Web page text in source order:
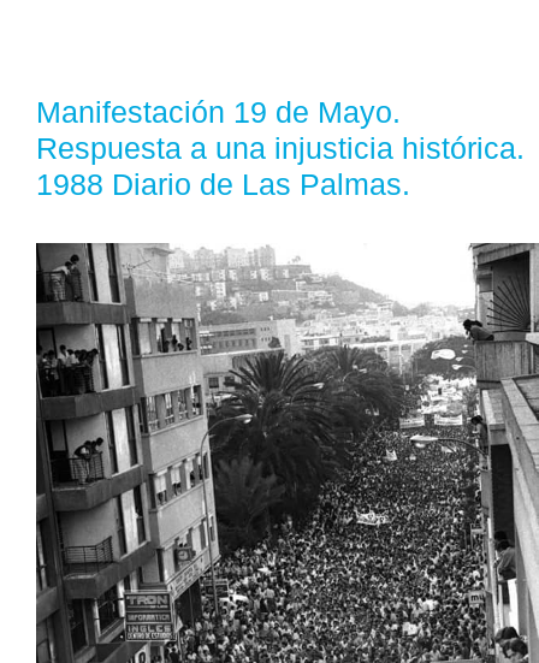
Manifestación 19 de Mayo.
Respuesta a una injusticia histórica.
1988 Diario de Las Palmas.